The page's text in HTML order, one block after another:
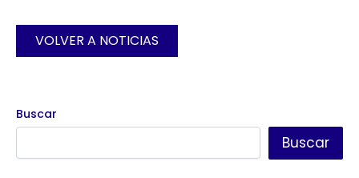
VOLVER A NOTICIAS
Buscar
Buscar